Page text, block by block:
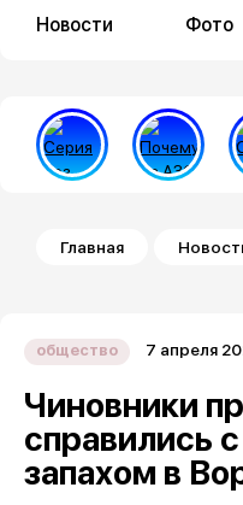
Новости Фото
Строка
Главная
общество 7 апреля
Чиновники
справились
запахом в